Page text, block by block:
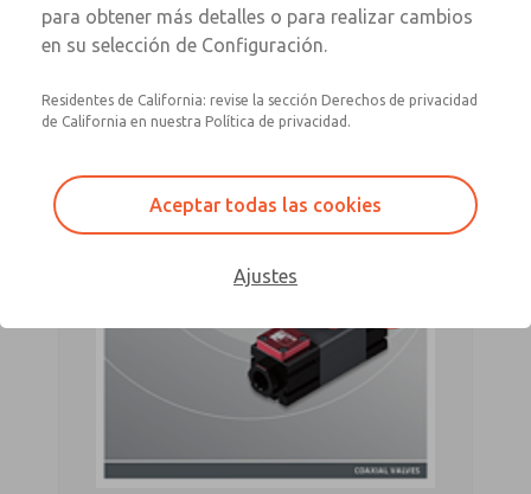
para obtener más detalles o para realizar cambios
en su selección de Configuración.
Residentes de California: revise la sección Derechos de privacidad
de California en nuestra Política de privacidad.
Aceptar todas las cookies
Ajustes